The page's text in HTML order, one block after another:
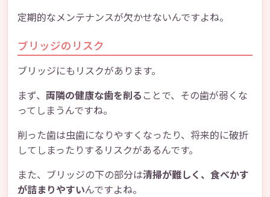
定期的なメンテナンスが欠かせないんですよね。
ブリッジのリスク
ブリッジにもリスクがあります。
まず、 両隣の健康な歯を削る ことで、その歯が弱くな
ってしまうんですね。
削った歯は虫歯になりやすくなったり、将来的に破折
してしまったりするリスクがあるんです。
また、ブリッジの下の部分は清掃が難しく、食べかす
が詰まりやすいんですよね。